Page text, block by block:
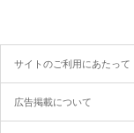
サイトのご利用にあたって
広告掲載について